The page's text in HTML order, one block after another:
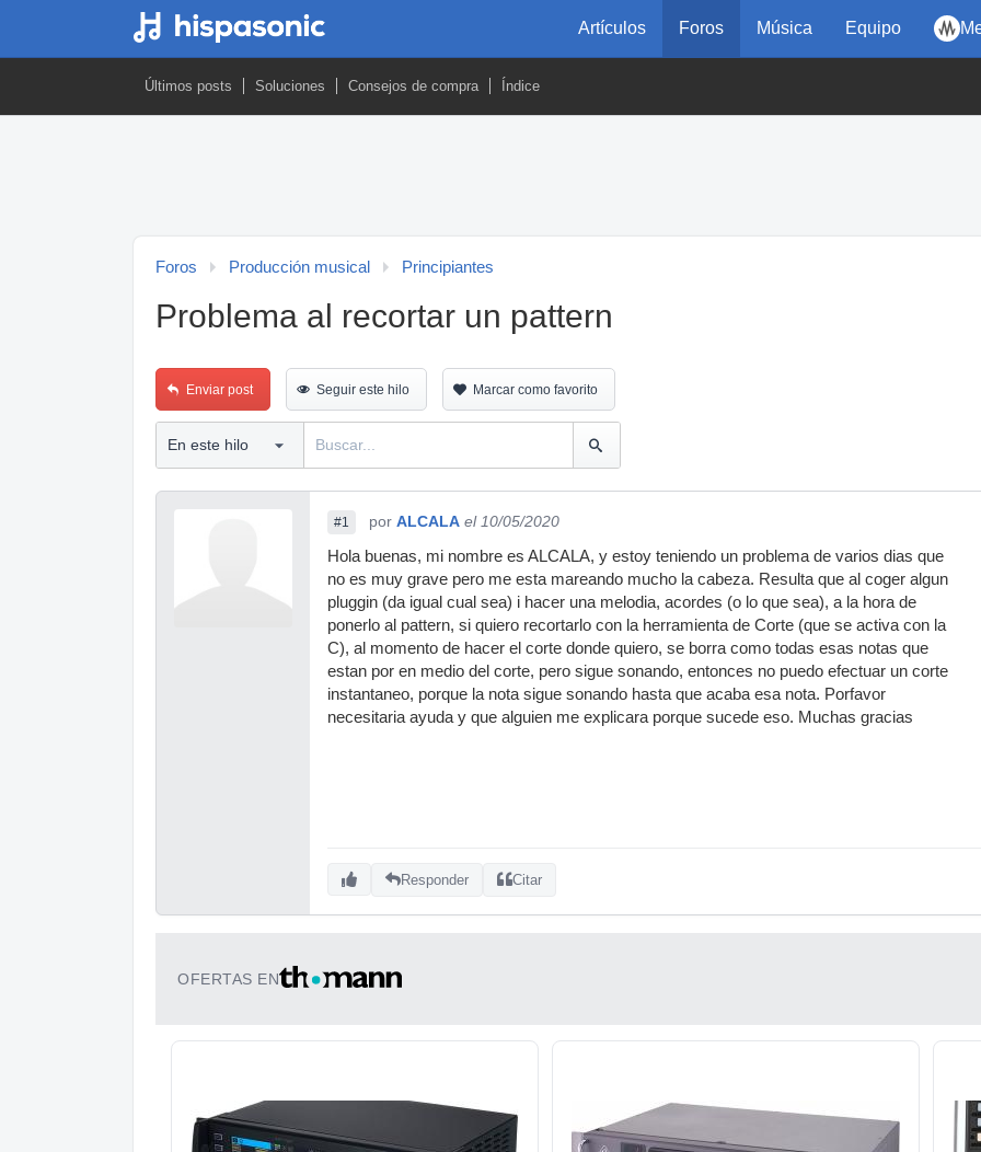
Artículos Foros Música Equipo
Últimos posts Soluciones Consejos de compra Índice
Foros Producción musical Principiantes
Problema al recortar un pattern
Enviar post Seguir este hilo Marcar como favorito
#1 por ALCALA el 10/05/2020
Hola buenas, mi nombre es ALCALA, y estoy teniendo un problema de varios dias que
no es muy grave pero me esta mareando mucho la cabeza. Resulta que al coger algun
pluggin (da igual cual sea) i hacer una melodia, acordes (o lo que sea), a la hora de
ponerlo al pattern, si quiero recortarlo con la herramienta de Corte (que se activa con la
C), al momento de hacer el corte donde quiero, se borra como todas esas notas que
estan por en medio del corte, pero sigue sonando, entonces no puedo efectuar un corte
instantaneo, porque la nota sigue sonando hasta que acaba esa nota. Porfavor
necesitaria ayuda y que alguien me explicara porque sucede eso. Muchas gracias
Responder Citar
OFERTAS EN